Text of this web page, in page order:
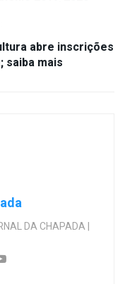
abre inscrições
saiba mais
DA CHAPADA |